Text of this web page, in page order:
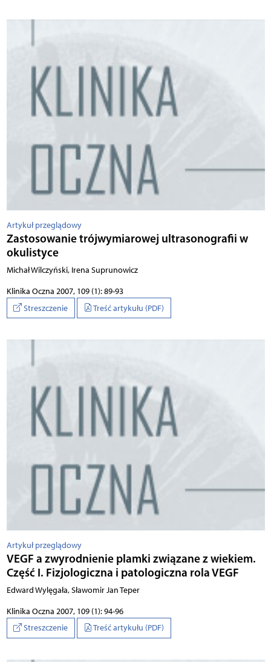
Artykuł przeglądowy
Zastosowanie trójwymiarowej ultrasonografii w
okulistyce
Michał Wilczyński, Irena Suprunowicz
Klinika Oczna 2007, 109 (1): 89-93
Streszczenie
Treść artykułu (PDF)
Artykuł przeglądowy
VEGF a zwyrodnienie plamki związane z wiekiem.
Część I. Fizjologiczna i patologiczna rola VEGF
Edward Wylęgała, Sławomir Jan Teper
Klinika Oczna 2007, 109 (1): 94-96
Streszczenie
Treść artykułu (PDF)